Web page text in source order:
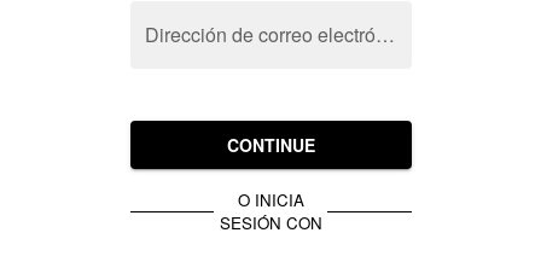
Dirección de correo electrónico
CONTINUE
O INICIA
SESIÓN CON